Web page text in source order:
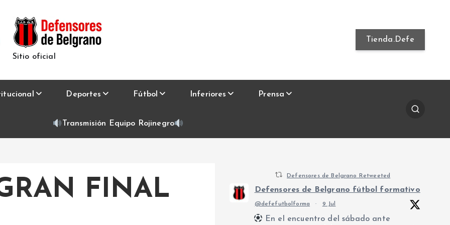
Sitio oficial
Tienda.Defe
Deportes Fútbol Inferiores Prensa
Transmisión Equipo Rojinegro
FINAL
Defensores de Belgrano Retweeted
Defensores de Belgrano fútbol formativo
@defefutbolforma · 9 Jul
En el encuentro del sábado ante